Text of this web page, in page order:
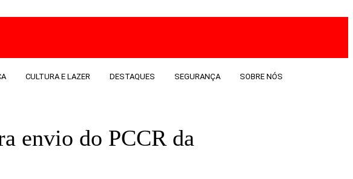
CULTURA E LAZER DESTAQUES SEGURANÇA SOBRE NÓS
envio do PCCR da